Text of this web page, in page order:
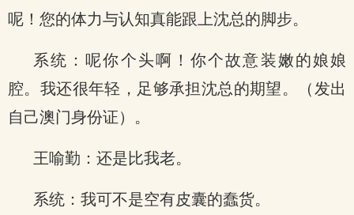
呢！您的体力与认知真能跟上沈总的脚步。
系统：呢你个头啊！你个故意装嫩的娘娘
腔。我还很年轻，足够承担沈总的期望。（发出
自己澳门身份证）。
王喻勤：还是比我老。
系统：我可不是空有皮囊的蠢货。